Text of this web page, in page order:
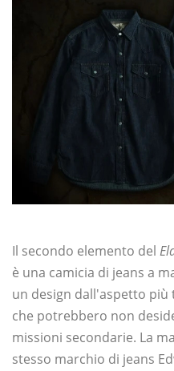
Il secondo elemento del
è una camicia di jeans a
un design dall'aspetto
che potrebbero non
missioni secondarie. La
stesso marchio di jeans